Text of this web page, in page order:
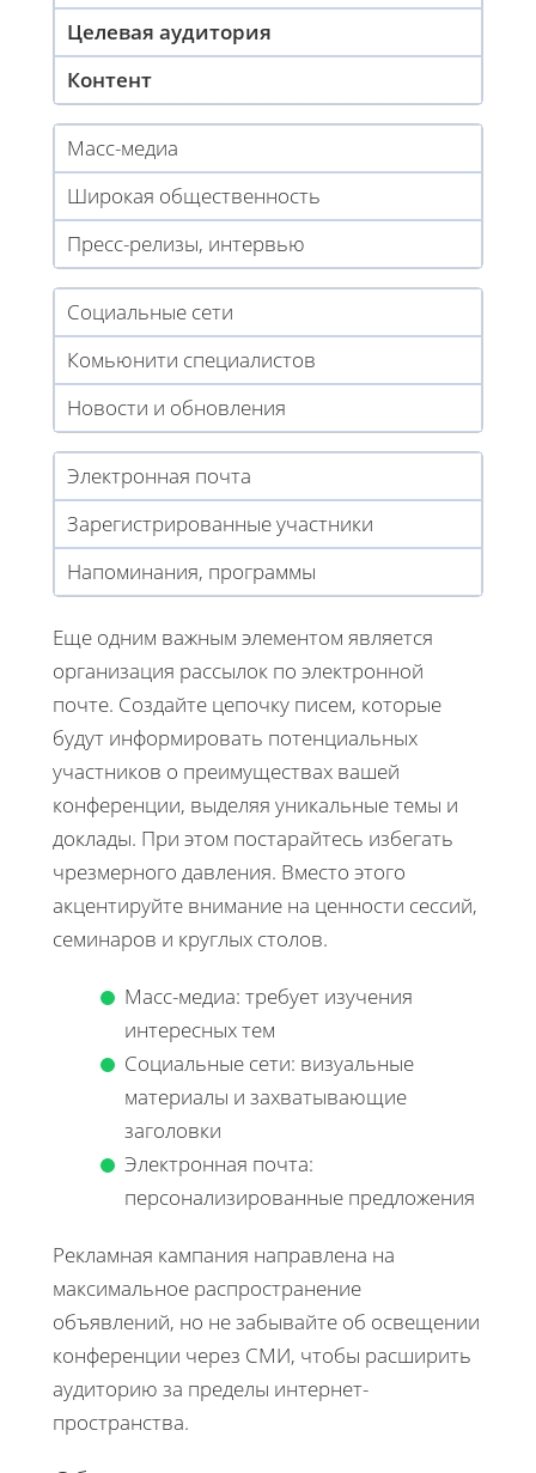
Целевая аудитория
Контент
Масс-медиа
Широкая общественность
Пресс-релизы, интервью
Социальные сети
Комьюнити специалистов
Новости и обновления
Электронная почта
Зарегистрированные участники
Напоминания, программы
Еще одним важным элементом является
организация рассылок по электронной
почте. Создайте цепочку писем, которые
будут информировать потенциальных
участников о преимуществах вашей
конференции, выделяя уникальные темы и
доклады. При этом постарайтесь избегать
чрезмерного давления. Вместо этого
акцентируйте внимание на ценности сессий,
семинаров и круглых столов.
Масс-медиа: требует изучения
интересных тем
Социальные сети: визуальные
материалы и захватывающие
заголовки
Электронная почта:
персонализированные предложения
Рекламная кампания направлена на
максимальное распространение
объявлений, но не забывайте об освещении
конференции через СМИ, чтобы расширить
аудиторию за пределы интернет-
пространства.